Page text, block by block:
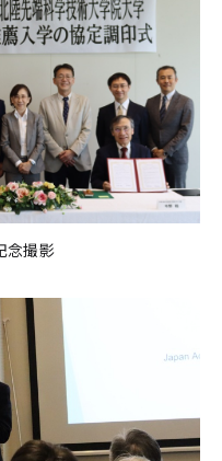
念撮影